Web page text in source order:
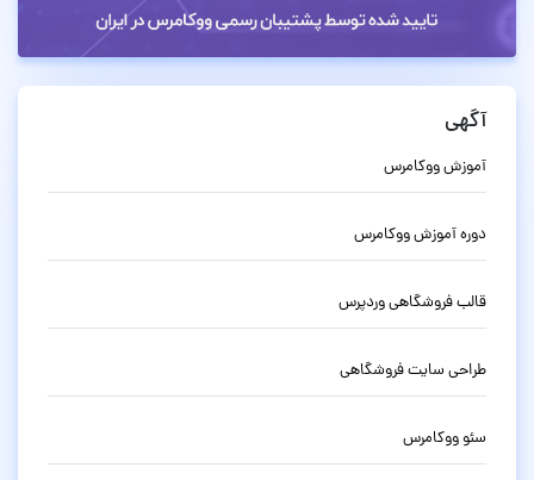
آگهی
آموزش ووکامرس
دوره آموزش ووکامرس
قالب فروشگاهی وردپرس
طراحی سایت فروشگاهی
سئو ووکامرس